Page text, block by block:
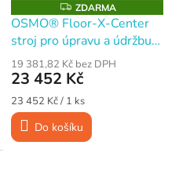
Z
D
A
R
M
A
ZDARMA
OSMO® Floor-X-Center
stroj pro úpravu a údržbu
podlah
19 381,82 Kč bez DPH
23 452 Kč
Měrná
cena:
23 452 Kč / 1 ks
Do košíku